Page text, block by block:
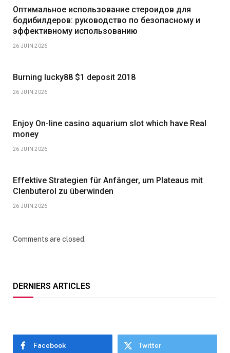
Оптимальное использование стероидов для
бодибилдеров: руководство по безопасному и
эффективному использованию
26 JUIN 2026
Burning lucky88 $1 deposit 2018
26 JUIN 2026
Enjoy On-line casino aquarium slot which have Real
money
26 JUIN 2026
Effektive Strategien für Anfänger, um Plateaus mit
Clenbuterol zu überwinden
26 JUIN 2026
Comments are closed.
DERNIERS ARTICLES
Facebook Twitter